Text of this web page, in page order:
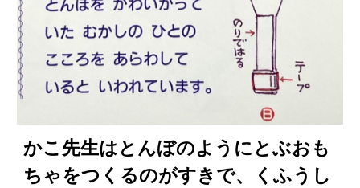
かこ先生はとんぼのようにとぶおも
ちゃをつくるのがすきで、くふうし